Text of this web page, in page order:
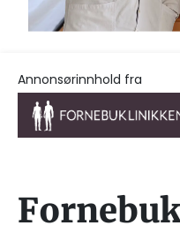
Annonsørinnhold fra